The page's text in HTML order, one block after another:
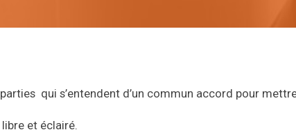
qui s’entendent d’un commun accord pour
et éclairé.